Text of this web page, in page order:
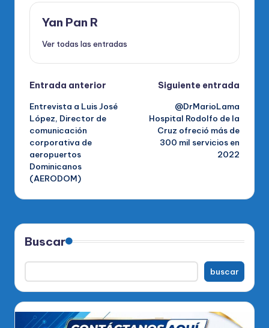
Yan Pan R
Ver todas las entradas
Navegación
de
entradas
Entrada anterior
Entrevista a Luis José
López, Director de
comunicación
corporativa de
aeropuertos
Dominicanos
(AERODOM)
Siguiente entrada
@DrMarioLama
Hospital Rodolfo de la
Cruz ofreció más de
300 mil servicios en
2022
Buscar
buscar